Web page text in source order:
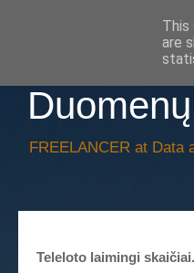
FREELANCER at Data
Teleloto laimingi
This
are